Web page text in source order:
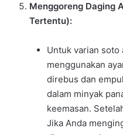
Menggoreng Daging
Tertentu):
Untuk varian soto
menggunakan
direbus dan
dalam minyak
keemasan.
Jika Anda